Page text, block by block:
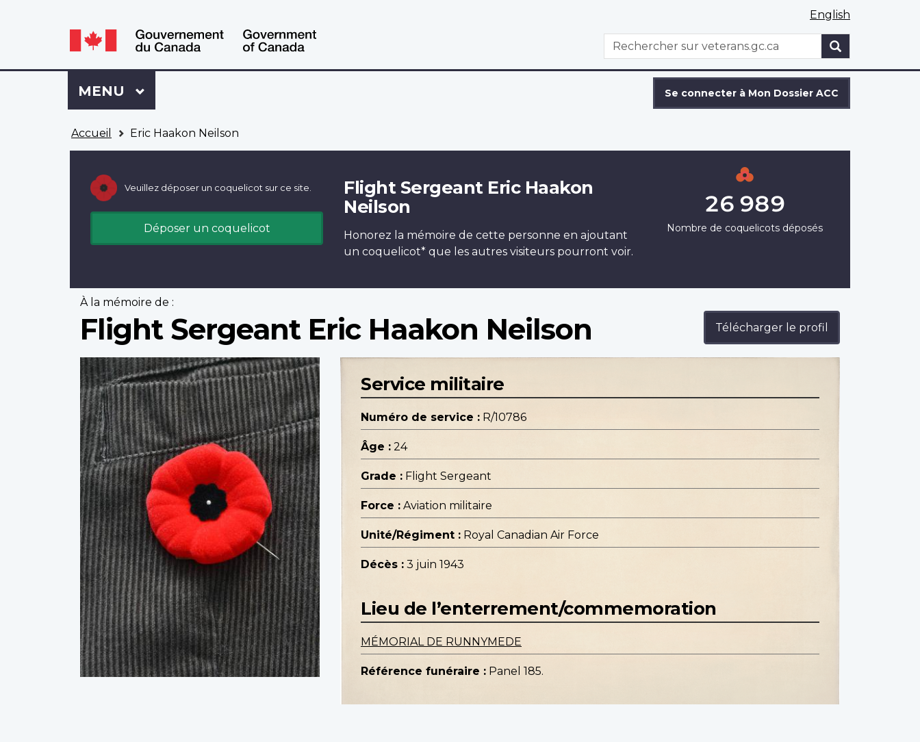
Language
switcher
Language
switcher
English
WxT
Search
Rechercher
Se
connecter
à
Dossier
Se connecter à Mon Dossier ACC
Menu
MENU PRINCIPAL
Accueil Eric Haakon Neilson
Veuillez déposer un coquelicot sur ce site.
Déposer un coquelicot
Flight Sergeant Eric Haakon
Neilson
Honorez la mémoire de cette personne en ajoutant
un coquelicot* que les autres visiteurs pourront voir.
26 989
Nombre de coquelicots déposés
À la mémoire de :
Flight Sergeant Eric Haakon Neilson Télécharger le profil
Profile
image
Service militaire
Numéro de service : R/10786
Âge : 24
Grade : Flight Sergeant
Force : Aviation militaire
Unité/Régiment : Royal Canadian Air Force
Décès : 3 juin 1943
Lieu de l’enterrement/commemoration
MÉMORIAL DE RUNNYMEDE
Référence funéraire : Panel 185.